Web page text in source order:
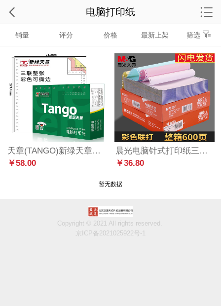
销量 评分 价格 最新上架 筛选
天章(TANGO)新绿天章三联整张撕边电脑打印纸 彩色针式三联打印纸（241-3S 色序:白红黄 1000页/箱)
￥58.00
晨光电脑针式打印纸三联打印纸二等分一联二联两联四联五联电脑打印纸二等分三等分发票凭证清单送货出库单票 三联二等分 600张
￥36.80
暂无数据
电脑打印纸
Copyright © 2021 All rights reserved.
京ICP备2021025922号-1